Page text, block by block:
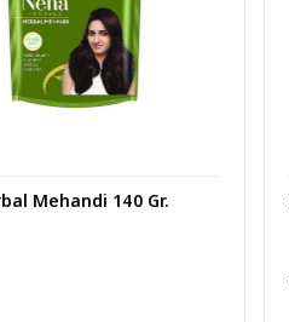
Mehandi 140 Gr.